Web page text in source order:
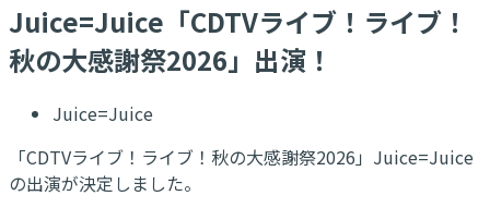
Juice=Juice「CDTVライブ！ライブ！
秋の大感謝祭2026」出演！
Juice=Juice
「CDTVライブ！ライブ！秋の大感謝祭2026」Juice=Juice
の出演が決定しました。